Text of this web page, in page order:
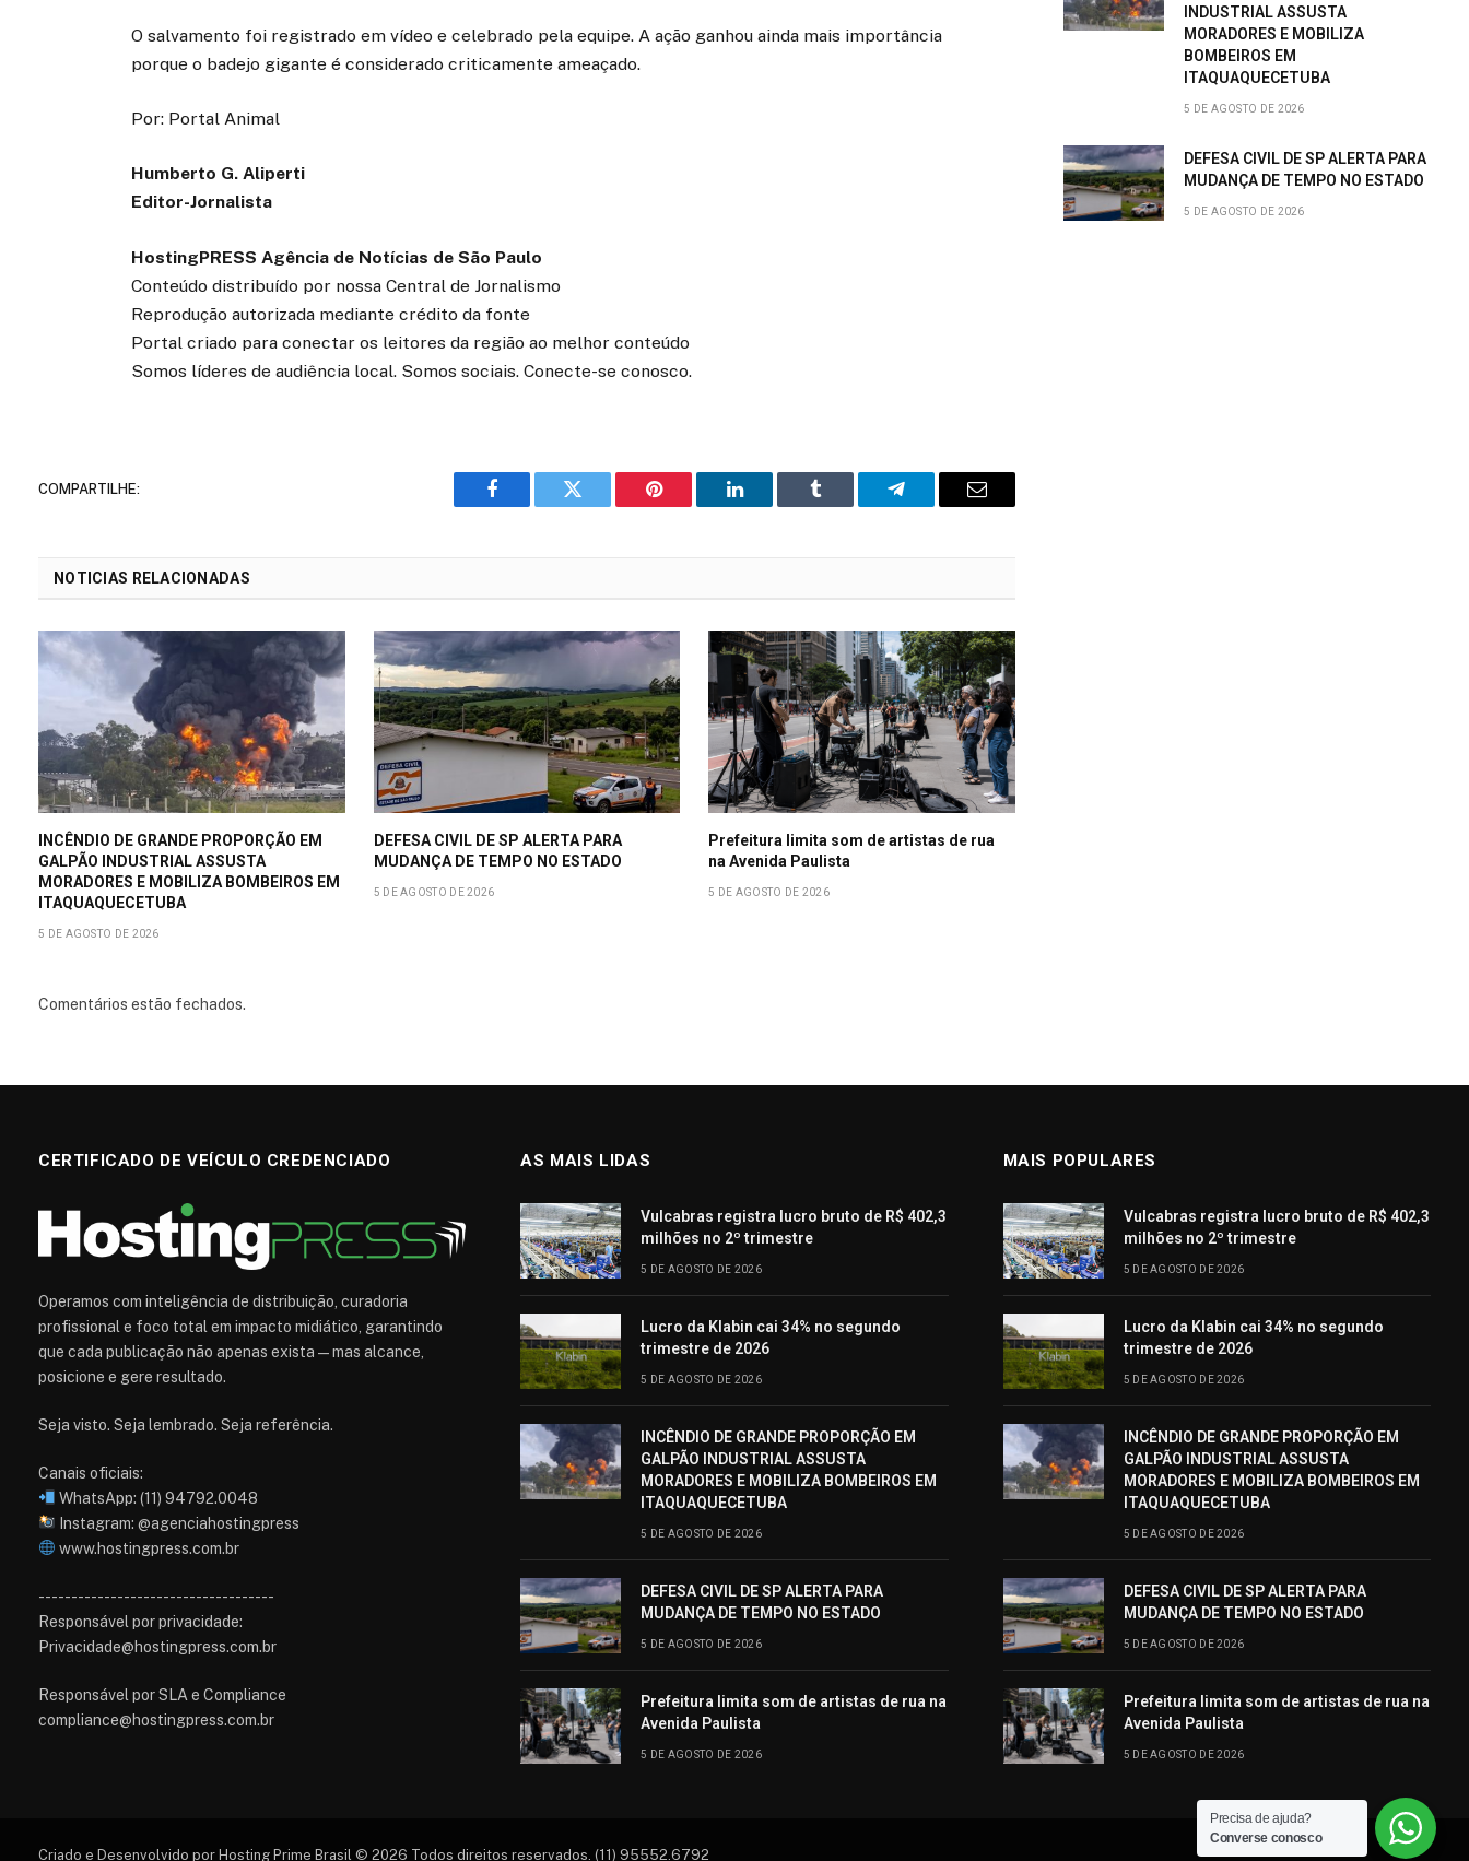
O salvamento foi registrado em vídeo e celebrado pela equipe. A ação ganhou ainda mais importância
porque o badejo gigante é considerado criticamente ameaçado.
Por: Portal Animal
Humberto G. Aliperti
Editor-Jornalista
HostingPRESS Agência de Notícias de São Paulo
Conteúdo distribuído por nossa Central de Jornalismo
Reprodução autorizada mediante crédito da fonte
Portal criado para conectar os leitores da região ao melhor conteúdo
Somos líderes de audiência local. Somos sociais. Conecte-se conosco.
COMPARTILHE:
o
Twitter Pinterest LinkedIn Tumblr TelegramaE-
NOTICIAS RELACIONADAS
INCÊNDIO DE GRANDE PROPORÇÃO EM
GALPÃO INDUSTRIAL ASSUSTA
MORADORES E MOBILIZA BOMBEIROS EM
ITAQUAQUECETUBA
5 DE AGOSTO DE 2026
DEFESA CIVIL DE SP ALERTA PARA
MUDANÇA DE TEMPO NO ESTADO
5 DE AGOSTO DE 2026
Prefeitura limita som de artistas de rua
na Avenida Paulista
5 DE AGOSTO DE 2026
Comentários estão fechados.
INDUSTRIAL ASSUSTA
MORADORES E MOBILIZA
BOMBEIROS EM
ITAQUAQUECETUBA
5 DE AGOSTO DE 2026
DEFESA CIVIL DE SP ALERTA PARA
MUDANÇA DE TEMPO NO ESTADO
5 DE AGOSTO DE 2026
CERTIFICADO DE VEÍCULO CREDENCIADO
Operamos com inteligência de distribuição, curadoria
profissional e foco total em impacto midiático, garantindo
que cada publicação não apenas exista — mas alcance,
posicione e gere resultado.
Seja visto. Seja lembrado. Seja referência.
Canais oficiais:
WhatsApp: (11) 94792.0048
Instagram: @agenciahostingpress
www.hostingpress.com.br⁠
------------------------------------
Responsável por privacidade:
Privacidade@hostingpress.com.br
Responsável por SLA e Compliance
compliance@hostingpress.com.br
AS MAIS LIDAS
Vulcabras registra lucro bruto de R$ 402,3
milhões no 2º trimestre
5 DE AGOSTO DE 2026
Lucro da Klabin cai 34% no segundo
trimestre de 2026
5 DE AGOSTO DE 2026
INCÊNDIO DE GRANDE PROPORÇÃO EM
GALPÃO INDUSTRIAL ASSUSTA
MORADORES E MOBILIZA BOMBEIROS EM
ITAQUAQUECETUBA
5 DE AGOSTO DE 2026
DEFESA CIVIL DE SP ALERTA PARA
MUDANÇA DE TEMPO NO ESTADO
5 DE AGOSTO DE 2026
Prefeitura limita som de artistas de rua na
Avenida Paulista
5 DE AGOSTO DE 2026
MAIS POPULARES
Vulcabras registra lucro bruto de R$ 402,3
milhões no 2º trimestre
5 DE AGOSTO DE 2026
Lucro da Klabin cai 34% no segundo
trimestre de 2026
5 DE AGOSTO DE 2026
INCÊNDIO DE GRANDE PROPORÇÃO EM
GALPÃO INDUSTRIAL ASSUSTA
MORADORES E MOBILIZA BOMBEIROS EM
ITAQUAQUECETUBA
5 DE AGOSTO DE 2026
DEFESA CIVIL DE SP ALERTA PARA
MUDANÇA DE TEMPO NO ESTADO
5 DE AGOSTO DE 2026
Prefeitura limita som de artistas de rua na
Avenida Paulista
5 DE AGOSTO DE 2026
Criado e Desenvolvido por Hosting Prime Brasil © 2026 Todos direitos reservados. (11) 95552.6792
Precisa de ajuda?
Converse conosco